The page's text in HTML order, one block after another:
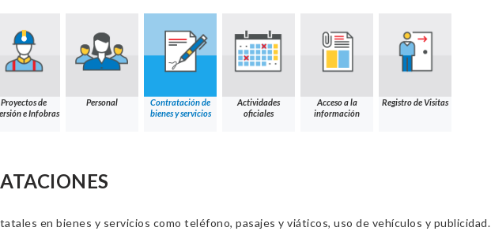
Proyectos de
e Infobras
Personal
Contratación de
bienes y servicios
Actividades
oficiales
Acceso a la
información
Registro de Visitas
en bienes y servicios como teléfono, pasajes y viáticos, uso de vehículos y publicidad.